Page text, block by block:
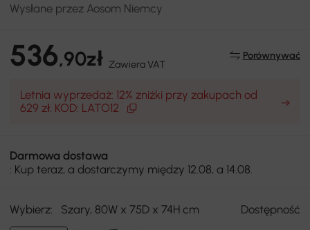
Wysłane przez Aosom Niemcy
536,90zł Zawiera VAT
Porównywać
Letnia wyprzedaż: 12% zniżki przy zakupach od
629 zł, KOD: LATO12
Darmowa dostawa
: Kup teraz, a dostarczymy między 12.08, a 14.08.
Wybierz: Szary, 80W x 75D x 74H cm Dostępność